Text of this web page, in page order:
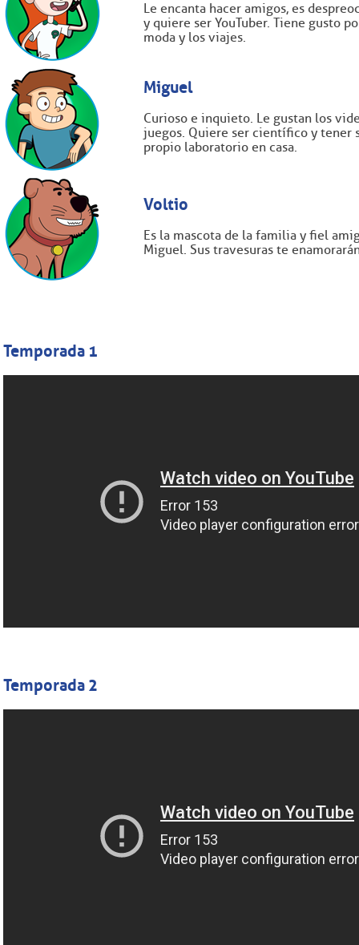
Le encanta hacer amigos, es
y quiere ser YouTuber. Tiene gusto
moda y los viajes.
Miguel
Curioso e inquieto. Le gustan los
juegos. Quiere ser científico y tener
propio laboratorio en casa.
Voltio
Es la mascota de la familia y fiel
Miguel. Sus travesuras te
Temporada 1
Temporada 2